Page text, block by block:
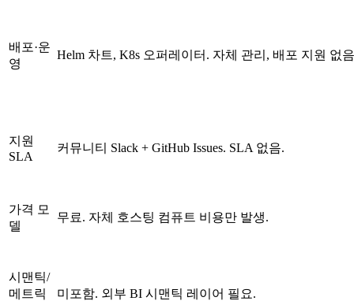
배포·운
영
Helm 차트, K8s 오퍼레이터. 자체 관리, 배포 지원 없
지원
SLA
커뮤니티 Slack + GitHub Issues. SLA 없음.
가격 모
델
무료. 자체 호스팅 컴퓨트 비용만 발생.
시맨틱/
메트릭
미포함. 외부 BI 시맨틱 레이어 필요.